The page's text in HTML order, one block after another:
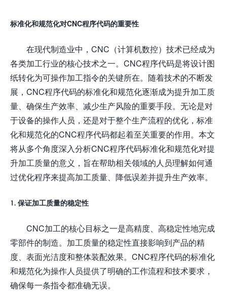
标准化和规范化对CNC程序代码的重要性
在现代制造业中，CNC（计算机数控）技术已经成为
各类加工行业的核心技术之一。CNC程序代码是将设计图
纸转化为可操作加工指令的关键所在。随着技术的不断发
展，CNC程序代码的标准化和规范化逐渐成为提升加工质
量、确保生产效率、减少生产风险的重要手段。无论是对
于设备的操作人员，还是对于整个生产流程的优化，标准
化和规范化的CNC程序代码都起着至关重要的作用。本文
将从多个角度深入分析CNC程序代码标准化和规范化对提
升加工质量的意义，旨在帮助相关领域的人员理解如何通
过优化程序来提高加工质量、降低误差并提升生产效率。
1. 保证加工质量的稳定性
CNC加工的核心目标之一是高精度、高稳定性地完成
零部件的制造。加工质量的稳定性直接影响到产品的精
度、表面光洁度和整体装配效果。CNC程序代码的标准化
和规范化为操作人员提供了明确的工作流程和技术要求，
确保每一条指令都准确无误。